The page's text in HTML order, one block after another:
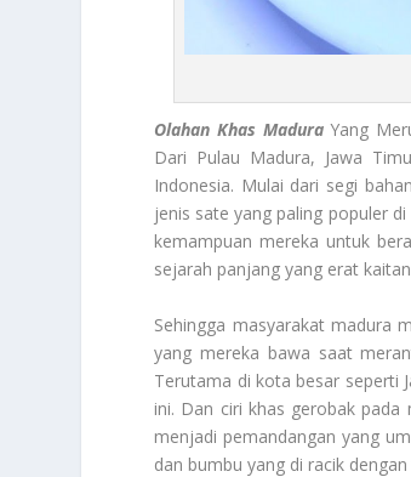
Olahan Khas MaduraYang
Dari Pulau Madura, Jawa
Indonesia. Mulai dari segi
jenis sate yang paling populer
kemampuan mereka untuk
sejarah panjang yang erat
Sehingga masyarakat madura
yang mereka bawa saat
Terutama di kota besar seperti
ini. Dan ciri khas gerobak
menjadi pemandangan yang
dan bumbu yang di racik